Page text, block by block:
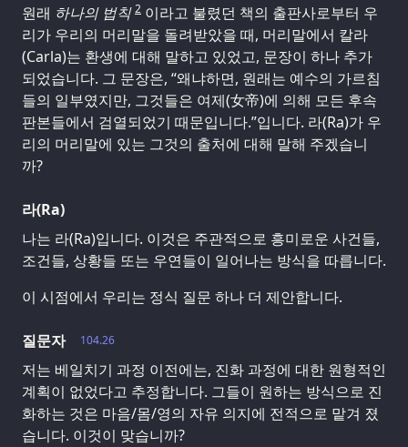
원래 하나의 법칙 2 이라고 불렸던 책의 출판사로부터 우
리가 우리의 머리말을 돌려받았을 때, 머리말에서 칼라
(Carla)는 환생에 대해 말하고 있었고, 문장이 하나 추가
되었습니다. 그 문장은, “왜냐하면, 원래는 예수의 가르침
들의 일부였지만, 그것들은 여제(女帝)에 의해 모든 후속
판본들에서 검열되었기 때문입니다.”입니다. 라(Ra)가 우
리의 머리말에 있는 그것의 출처에 대해 말해 주겠습니
까?
라(Ra)
나는 라(Ra)입니다. 이것은 주관적으로 흥미로운 사건들,
조건들, 상황들 또는 우연들이 일어나는 방식을 따릅니다.
이 시점에서 우리는 정식 질문 하나 더 제안합니다.
104.26
질문자
저는 베일치기 과정 이전에는, 진화 과정에 대한 원형적인
계획이 없었다고 추정합니다. 그들이 원하는 방식으로 진
화하는 것은 마음/몸/영의 자유 의지에 전적으로 맡겨 졌
습니다. 이것이 맞습니까?